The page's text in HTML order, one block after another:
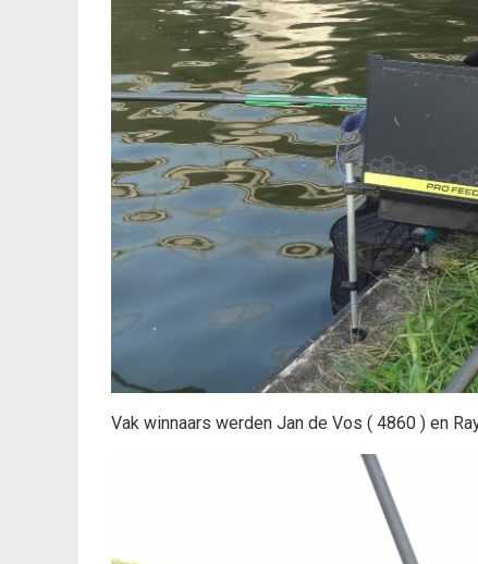
Vak winnaars werden Jan de Vos ( 4860 ) en